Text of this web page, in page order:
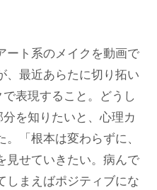
ト系のメイクを動画で
、最近あらたに切り拓い
表現すること。どうし
を知りたいと、心理カ
「根本は変わらずに、
見せていきたい。病んで
しまえばポジティブにな